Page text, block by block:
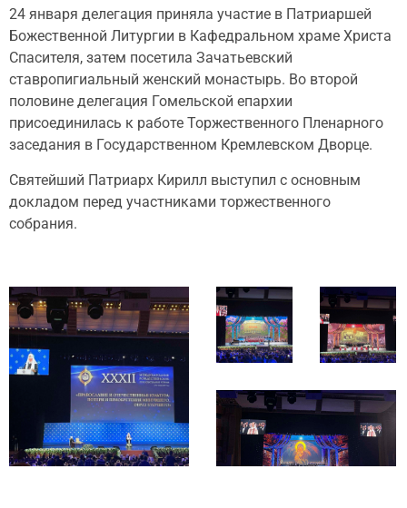
24 января делегация приняла участие в Патриаршей
Божественной Литургии в Кафедральном храме Христа
Спасителя, затем посетила Зачатьевский
ставропигиальный женский монастырь. Во второй
половине делегация Гомельской епархии
присоединилась к работе Торжественного Пленарного
заседания в Государственном Кремлевском Дворце.
Святейший Патриарх Кирилл выступил с основным
докладом перед участниками торжественного
собрания.